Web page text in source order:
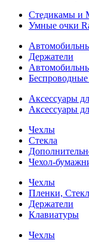
Стедикамы и
Умные очки
Держатели
Аксессуары
Аксессуары
Чехлы
Стекла
Чехол-
Чехлы
Пленки,
Держатели
Клавиатуры
Чехлы